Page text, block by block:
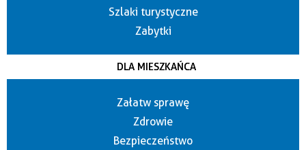
Szlaki turystyczne
Zabytki
DLA MIESZKAŃCA
Załatw sprawę
Zdrowie
Bezpieczeństwo